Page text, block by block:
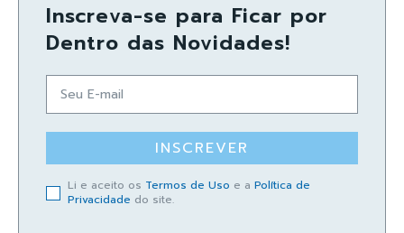
Inscreva-se para Ficar por
Dentro das Novidades!
INSCREVER
Li e aceito os Termos de Uso e a Política de
Privacidade do site.